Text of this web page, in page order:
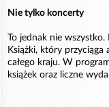
Nie tylko koncerty
To jednak nie
Książki, który
całego kraju. W
książek oraz liczne